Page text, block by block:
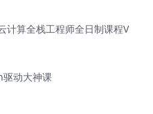
计算全栈工程师全日制课程V
动大神课